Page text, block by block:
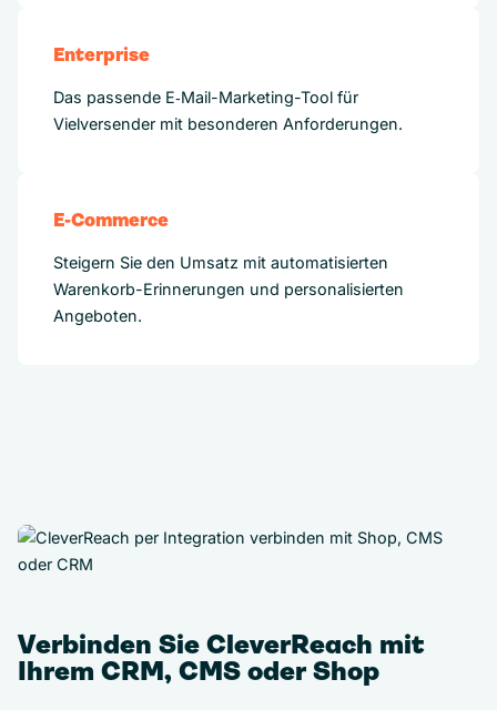
Enterprise
Das passende E‑Mail-Marketing-Tool für
Vielversender mit besonderen Anforderungen.
E-Commerce
Steigern Sie den Umsatz mit automatisierten
Warenkorb-Erinnerungen und personalisierten
Angeboten.
Verbinden Sie CleverReach mit
Ihrem CRM, CMS oder Shop